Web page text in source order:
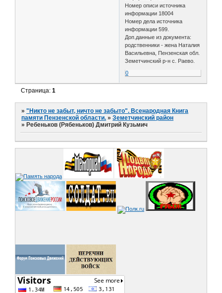
Номер описи источника
информации 18004
Номер дела источника
информации 599.
Доп.данные из документа:
родственники - жена Наталия
Васильевна, Пензенская обл.
Земетчинский р-н с. Раево.
0
Страница:1
»"Никто не забыт, ничто не забыто". Всенародная Книга
памяти Пензенской области. »Земетчинский район
» Ребеньков (Рябеньков) Дмитрий Кузьмич